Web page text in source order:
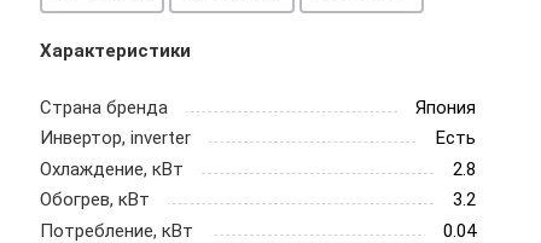
Характеристики
Страна бренда
Япония
Инвертор, inverter
Есть
Охлаждение, кВт
2.8
Обогрев, кВт
3.2
Потребление, кВт
0.04